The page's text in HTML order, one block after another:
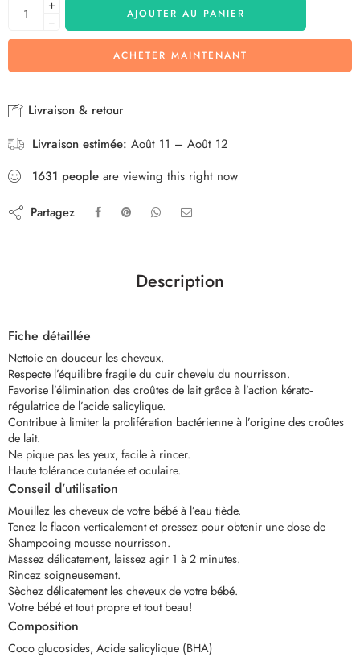
+
−
AJOUTER AU PANIER
ACHETER MAINTENANT
Livraison & retour
Livraison estimée: Août 11 – Août 12
1631 people are viewing this right now
Partagez
Description
Fiche détaillée
Nettoie en douceur les cheveux.
Respecte l’équilibre fragile du cuir chevelu du nourrisson.
Favorise l’élimination des croûtes de lait grâce à l’action kérato-
régulatrice de l’acide salicylique.
Contribue à limiter la prolifération bactérienne à l’origine des croûtes
de lait.
Ne pique pas les yeux, facile à rincer.
Haute tolérance cutanée et oculaire.
Conseil d’utilisation
Mouillez les cheveux de votre bébé à l’eau tiède.
Tenez le flacon verticalement et pressez pour obtenir une dose de
Shampooing mousse nourrisson.
Massez délicatement, laissez agir 1 à 2 minutes.
Rincez soigneusement.
Sèchez délicatement les cheveux de votre bébé.
Votre bébé et tout propre et tout beau!
Composition
Coco glucosides, Acide salicylique (BHA)